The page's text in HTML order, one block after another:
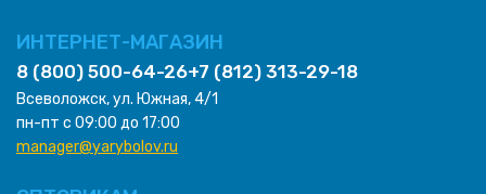
ИНТЕРНЕТ-МАГАЗИН
8 (800) 500-64-26+7 (812) 313-29-18
Всеволожск, ул. Южная, 4/1
пн-пт с 09:00 до 17:00
manager@yarybolov.ru